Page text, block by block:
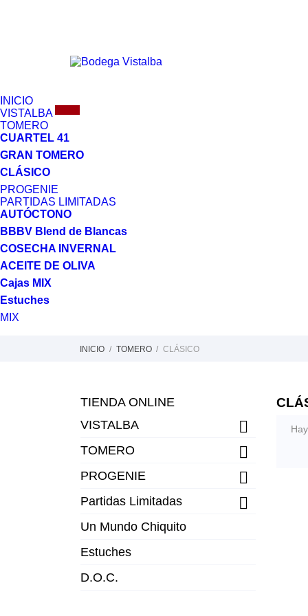
INICIO
VISTALBA
TOMERO
CUARTEL 41
GRAN TOMERO
CLÁSICO
PROGENIE
PARTIDAS LIMITADAS
AUTÓCTONO
BBBV Blend de Blancas
COSECHA INVERNAL
ACEITE DE OLIVA
Cajas MIX
Estuches
MIX
INICIO TOMERO CLÁSICO
TIENDA ONLINE
VISTALBA

TOMERO 
PROGENIE 
Partidas Limitadas 
Un Mundo Chiquito
Estuches
D.O.C.